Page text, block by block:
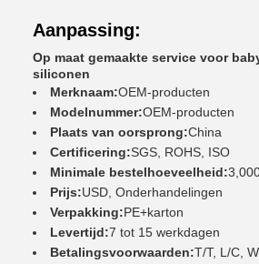
Aanpassing:
Op maat gemaakte service voor
siliconen
Merknaam:OEM-producten
Modelnummer:OEM-producten
Plaats van oorsprong:China
Certificering:SGS, ROHS, ISO
Minimale bestelhoeveelheid:
Prijs:USD, Onderhandelingen
Verpakking:PE+karton
Levertijd:7 tot 15 werkdagen
Betalingsvoorwaarden:T/T, L/C,